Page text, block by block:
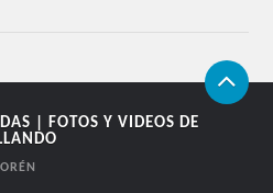
| FOTOS Y VIDEOS DE